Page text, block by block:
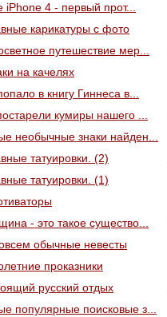
iPhone 4 - первый прот...
карикатуры с фото
путешествие мер...
на качелях
в книгу Гиннеса в...
кумиры нашего ...
необычные знаки найден...
татуировки. (2)
татуировки. (1)
- это такое существо...
обычные невесты
проказники
русский отдых
популярные поисковые з...